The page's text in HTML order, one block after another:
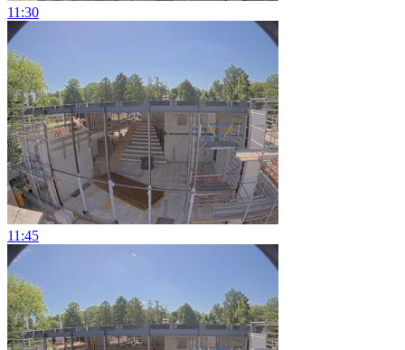
11:30
11:45